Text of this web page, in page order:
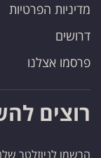
מדיניות הפרטיות
דרושים
פרסמו אצלנו
רוצים
הרשמו לניוזלטר